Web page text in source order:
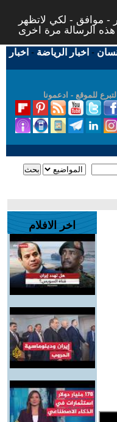
- موافق - لكي لاتظهر
- اخبار الرياضة - اخبار
التبرع للموقع - ادعمونا
اخر الافلام